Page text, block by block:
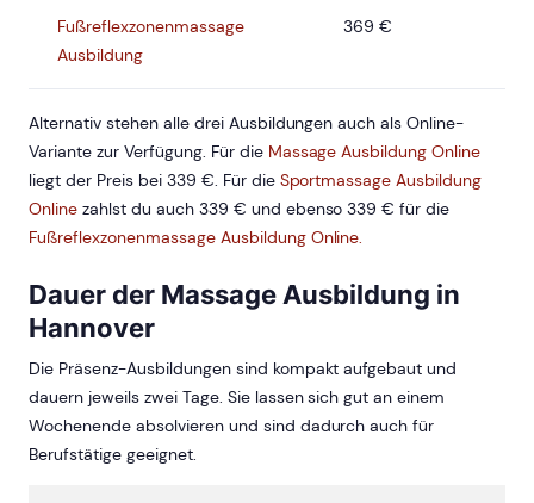
Fußreflexzonenmassage
Ausbildung
369 €
Alternativ stehen alle drei Ausbildungen auch als Online-
Variante zur Verfügung. Für die Massage Ausbildung Online
liegt der Preis bei 339 €. Für die Sportmassage Ausbildung
Online zahlst du auch 339 € und ebenso 339 € für die
Fußreflexzonenmassage Ausbildung Online.
Dauer der Massage Ausbildung in
Hannover
Die Präsenz-Ausbildungen sind kompakt aufgebaut und
dauern jeweils zwei Tage. Sie lassen sich gut an einem
Wochenende absolvieren und sind dadurch auch für
Berufstätige geeignet.